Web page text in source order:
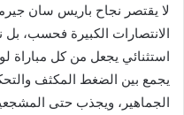
لا يقتصر نجاح باريس سان
الانتصارات الكبيرة فحسب،
استثنائي يجعل من كل مباراة
يجمع بين الضغط المكثف
الجماهير، ويجذب حتى